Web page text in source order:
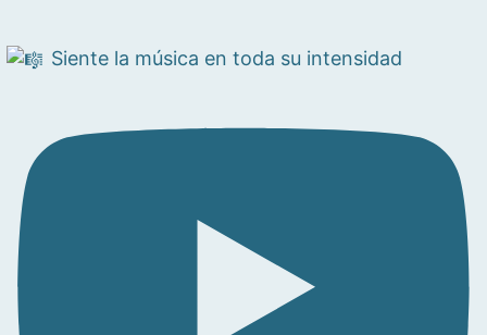
Siente la música en toda su intensidad